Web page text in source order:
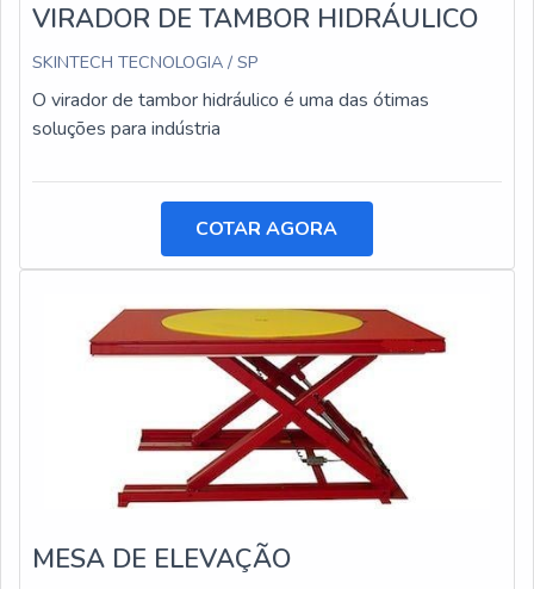
VIRADOR DE TAMBOR HIDRÁULICO
SKINTECH TECNOLOGIA / SP
O virador de tambor hidráulico é uma das ótimas
soluções para indústria
COTAR AGORA
MESA DE ELEVAÇÃO